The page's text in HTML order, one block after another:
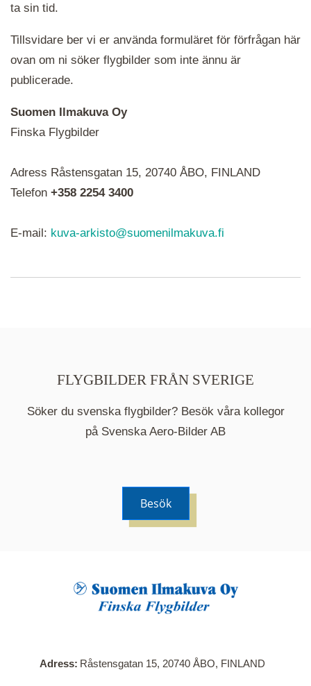
ikoner är det en serie i varje. Utplacerade bilder
syns som nålar istället.
När du klickar på en serie så öppnas en ny flik.
Här visas en karta över bilder med kända
ta sin tid.
Tillsvidare ber vi er använda formuläret för förfrågan här
ovan om ni söker flygbilder som inte ännu är
publicerade.
Suomen Ilmakuva Oy
Finska Flygbilder
Adress Råstensgatan 15, 20740 ÅBO, FINLAND
Telefon +358 2254 3400
E-mail: kuva-arkisto@suomenilmakuva.fi
FLYGBILDER FRÅN SVERIGE
Söker du svenska flygbilder? Besök våra kollegor
på Svenska Aero-Bilder AB
Besök
Adress Råstensgatan 15, 20740 ÅBO, FINLAND